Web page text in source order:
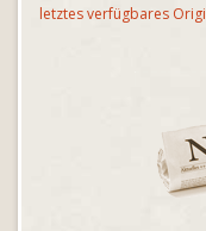
letztes verfügbares